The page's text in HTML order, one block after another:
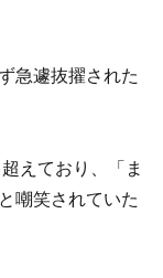
急遽抜擢された
えており、「ま
嘲笑されていた